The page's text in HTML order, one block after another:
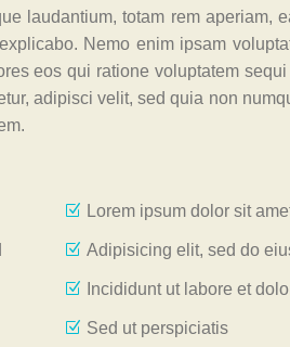
laudantium, totam rem aperiam,
Nemo enim ipsam
eos qui ratione voluptatem
adipisci velit, sed quia non
Lorem ipsum dolor sit
Adipisicing elit, sed do
Incididunt ut labore et
Sed ut perspiciatis